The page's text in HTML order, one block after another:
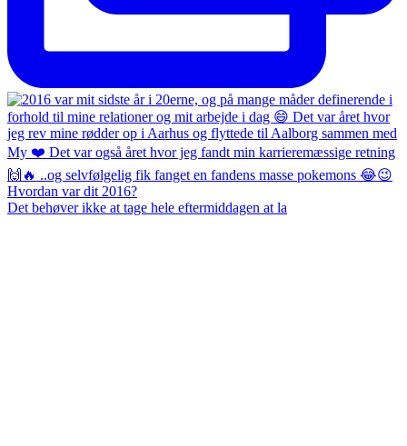
Det behøver ikke at tage hele eftermiddagen at la